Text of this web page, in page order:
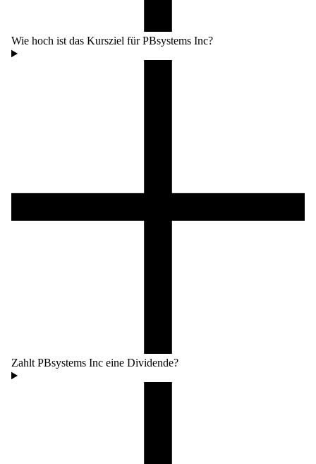
Wie hoch ist das Kursziel für PBsystems Inc?
Zahlt PBsystems Inc eine Dividende?